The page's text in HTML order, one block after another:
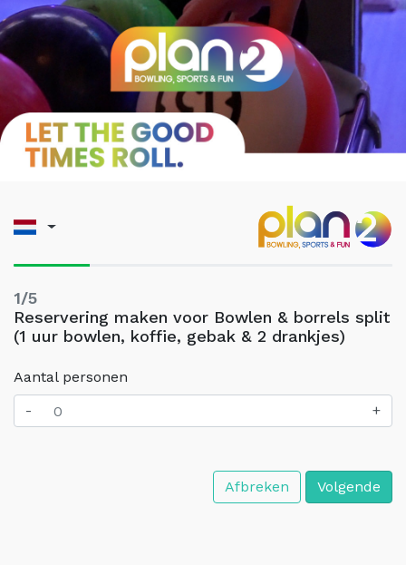
1/5
Reservering maken voor Bowlen & borrels split
(1 uur bowlen, koffie, gebak & 2 drankjes)
Aantal personen
-
+
Afbreken Volgende